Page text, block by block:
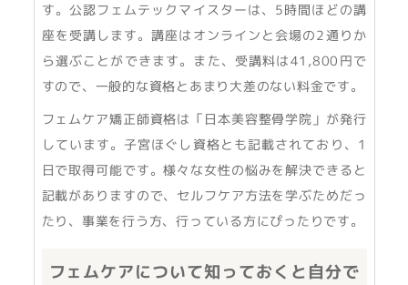
す。公認フェムテックマイスターは、5時間ほどの講
座を受講します。講座はオンラインと会場の2通りか
ら選ぶことができます。また、受講料は41,800円で
すので、一般的な資格とあまり大差のない料金です。
フェムケア矯正師資格は「日本美容整骨学院」が発行
しています。子宮ほぐし資格とも記載されており、1
日で取得可能です。様々な女性の悩みを解決できると
記載がありますので、セルフケア方法を学ぶためだっ
たり、事業を行う方、行っている方にぴったりです。
フェムケアについて知っておくと自分で